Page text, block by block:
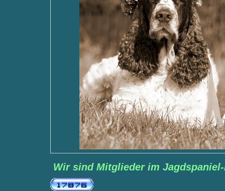
Wir sind Mitglieder im Jagdspaniel-